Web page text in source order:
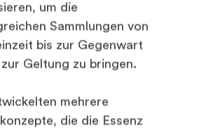
um die
Sammlungen von
bis zur Gegenwart
Geltung zu bringen.
mehrere
die die Essenz